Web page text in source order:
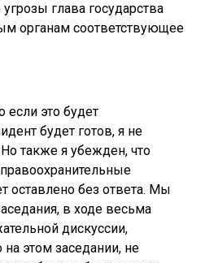
глава государства
органам соответствующее
если это будет
будет готов, я не
также я убежден, что
оставлено без ответа. Мы
в ходе весьма
дискуссии,
этом заседании, не